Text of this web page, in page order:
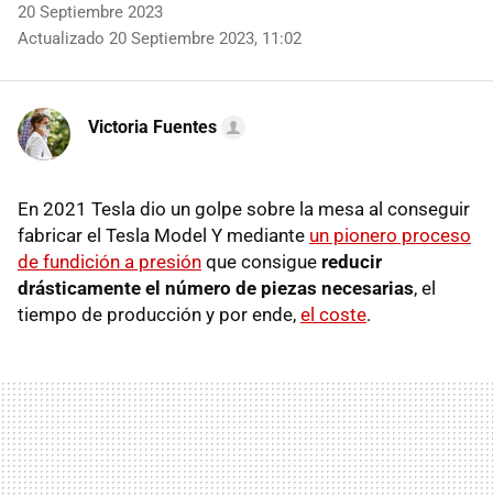
20 Septiembre 2023
Actualizado 20 Septiembre 2023, 11:02
Victoria Fuentes
En 2021 Tesla dio un golpe sobre la mesa al conseguir
fabricar el Tesla Model Y mediante un pionero proceso
de fundición a presión que consigue reducir
drásticamente el número de piezas necesarias, el
tiempo de producción y por ende, el coste.